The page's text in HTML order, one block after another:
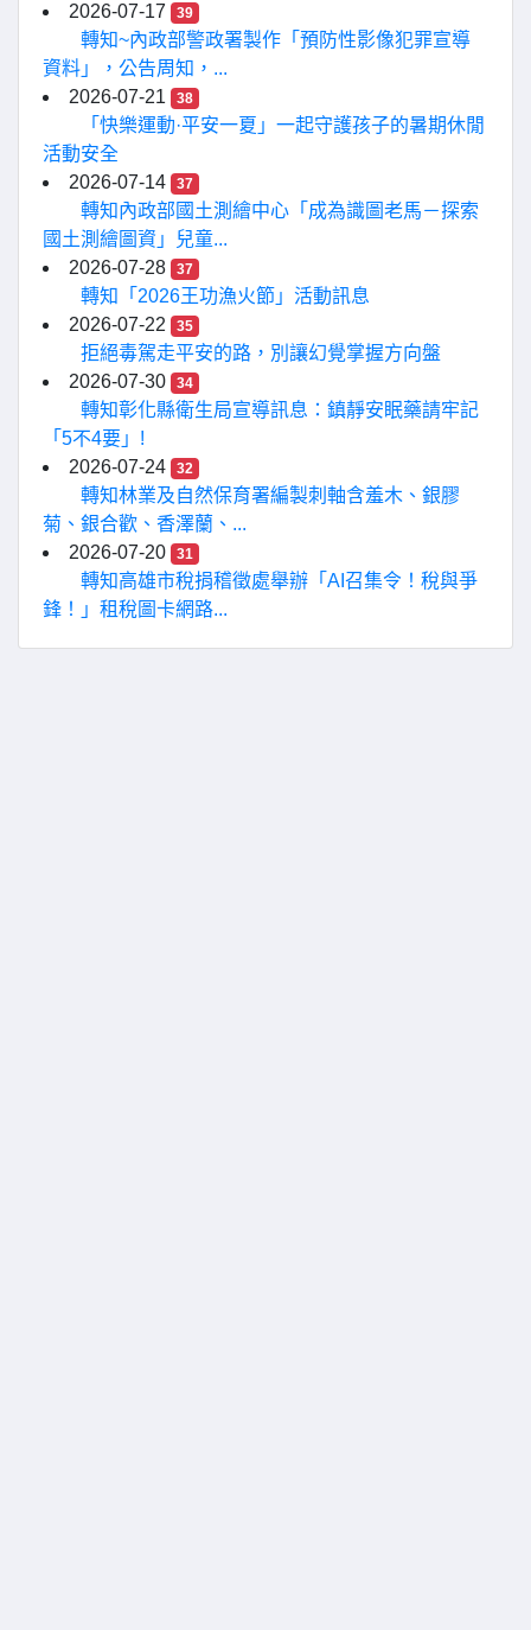
2026-07-17
39
轉知~內政部警政署製作「預防性影像犯罪宣導
資料」，公告周知，...
2026-07-21
38
「快樂運動·平安一夏」一起守護孩子的暑期休閒
活動安全
2026-07-14
37
轉知內政部國土測繪中心「成為識圖老馬－探索
國土測繪圖資」兒童...
2026-07-28
37
轉知「2026王功漁火節」活動訊息
2026-07-22
35
拒絕毒駕走平安的路，別讓幻覺掌握方向盤
2026-07-30
34
轉知彰化縣衛生局宣導訊息：鎮靜安眠藥請牢記
「5不4要」!
2026-07-24
32
轉知林業及自然保育署編製刺軸含羞木、銀膠
菊、銀合歡、香澤蘭、...
2026-07-20
31
轉知高雄市稅捐稽徵處舉辦「AI召集令！稅與爭
鋒！」租稅圖卡網路...